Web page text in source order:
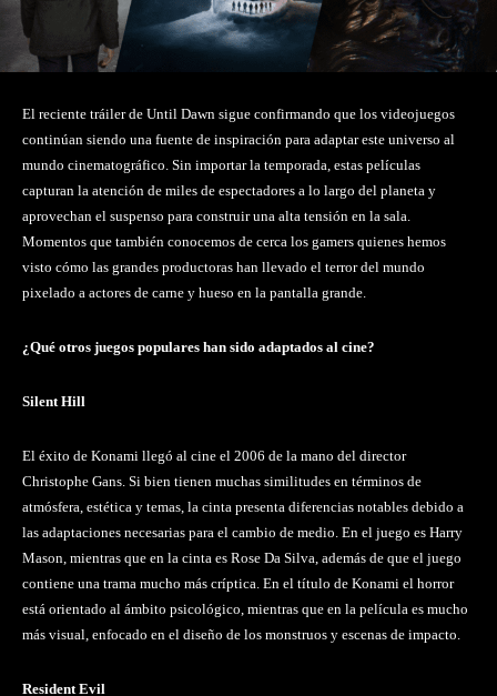
El reciente tráiler de Until Dawn sigue confirmando que los videojuegos
continúan siendo una fuente de inspiración para adaptar este universo al
mundo cinematográfico. Sin importar la temporada, estas películas
capturan la atención de miles de espectadores a lo largo del planeta y
aprovechan el suspenso para construir una alta tensión en la sala.
Momentos que también conocemos de cerca los gamers quienes hemos
visto cómo las grandes productoras han llevado el terror del mundo
pixelado a actores de carne y hueso en la pantalla grande.
¿Qué otros juegos populares han sido adaptados al cine?
Silent Hill
El éxito de Konami llegó al cine el 2006 de la mano del director
Christophe Gans. Si bien tienen muchas similitudes en términos de
atmósfera, estética y temas, la cinta presenta diferencias notables debido a
las adaptaciones necesarias para el cambio de medio. En el juego es Harry
Mason, mientras que en la cinta es Rose Da Silva, además de que el juego
contiene una trama mucho más críptica. En el título de Konami el horror
está orientado al ámbito psicológico, mientras que en la película es mucho
más visual, enfocado en el diseño de los monstruos y escenas de impacto.
Resident Evil